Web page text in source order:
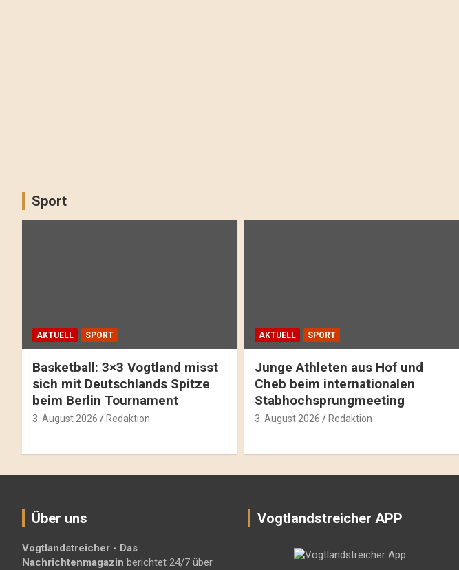
Sport
AKTUELL SPORT
Basketball: 3×3 Vogtland misst
sich mit Deutschlands Spitze
beim Berlin Tournament
3. August 2026 Redaktion
AKTUELL SPORT
Junge Athleten aus Hof und
Cheb beim internationalen
Stabhochsprungmeeting
3. August 2026 Redaktion
Über uns
Vogtlandstreicher - Das
Nachrichtenmagazin berichtet 24/7 über
Vogtlandstreicher APP